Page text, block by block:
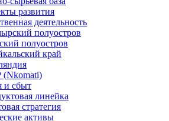
развития
деятельность
полуостров
полуостров
край
и сбыт
линейка
стратегия
активы